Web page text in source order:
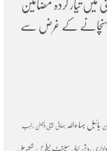
میں تیار کردہ مضامین
پہنچانے کے غرض سے
بائبل بہاءاللہ بہائی بینی ڈکٹن راہب
روشن خیالی سینٹ پطرس شمشیرعلی